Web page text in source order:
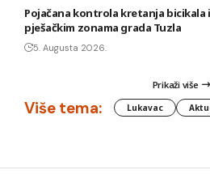
Pojačana kontrola kretanja
pješačkim zonama grada Tuzla
5. Augusta 2026.
Prikaži više
Više tema: Lukavac